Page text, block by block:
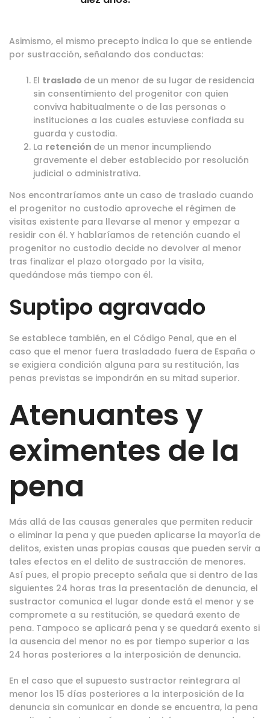
Asimismo, el mismo precepto indica lo que se entiende
por sustracción, señalando dos conductas:
El traslado de un menor de su lugar de residencia
sin consentimiento del progenitor con quien
conviva habitualmente o de las personas o
instituciones a las cuales estuviese confiada su
guarda y custodia.
La retención de un menor incumpliendo
gravemente el deber establecido por resolución
judicial o administrativa.
Nos encontraríamos ante un caso de traslado cuando
el progenitor no custodio aproveche el régimen de
visitas existente para llevarse al menor y empezar a
residir con él. Y hablaríamos de retención cuando el
progenitor no custodio decide no devolver al menor
tras finalizar el plazo otorgado por la visita,
quedándose más tiempo con él.
Suptipo agravado
Se establece también, en el Código Penal, que en el
caso que el menor fuera trasladado fuera de España o
se exigiera condición alguna para su restitución, las
penas previstas se impondrán en su mitad superior.
Atenuantes y
eximentes de la
pena
Más allá de las causas generales que permiten reducir
o eliminar la pena y que pueden aplicarse la mayoría de
delitos, existen unas propias causas que pueden servir a
tales efectos en el delito de sustracción de menores.
Así pues, el propio precepto señala que si dentro de las
siguientes 24 horas tras la presentación de denuncia, el
sustractor comunica el lugar donde está el menor y se
compromete a su restitución, se quedará exento de
pena. Tampoco se aplicará pena y se quedará exento si
la ausencia del menor no es por tiempo superior a las
24 horas posteriores a la interposición de denuncia.
En el caso que el supuesto sustractor reintegrara al
menor los 15 días posteriores a la interposición de la
denuncia sin comunicar en donde se encuentra, la pena